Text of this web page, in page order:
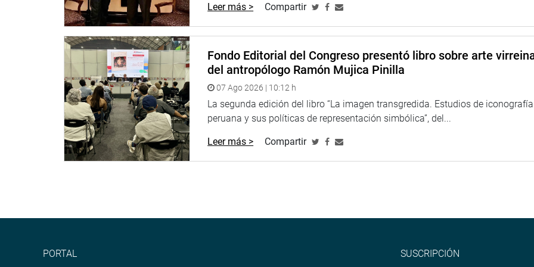
Leer más > Compartir
Fondo Editorial del Congreso presentó libro sobre arte
del antropólogo Ramón Mujica Pinilla
07 Ago 2026 | 10:12 h
La segunda edición del libro “La imagen transgredida. Estudios de iconografía
peruana y sus políticas de representación simbólica”, del...
Leer más > Compartir
PORTAL SUSCRIPCIÓN